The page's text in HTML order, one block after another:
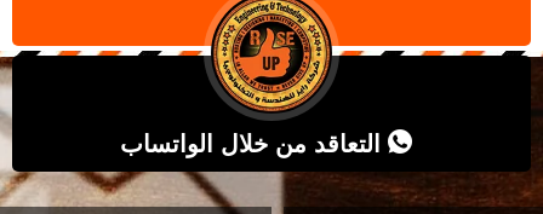
التعاقد من خلال الواتساب